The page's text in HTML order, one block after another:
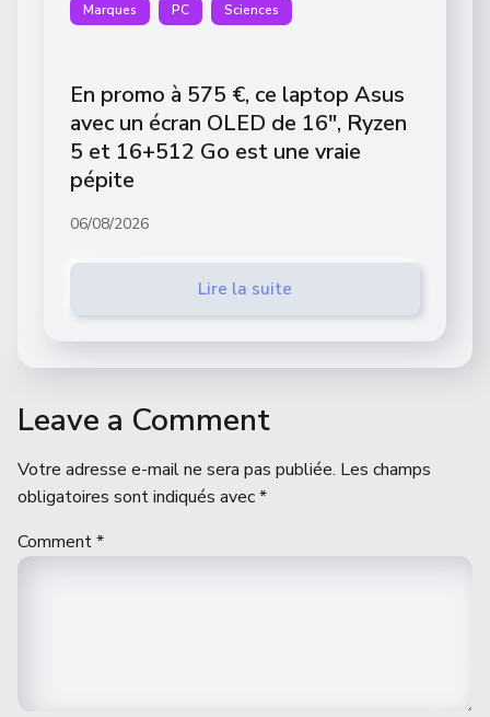
Marques PC Sciences
En promo à 575 €, ce laptop Asus
avec un écran OLED de 16″, Ryzen
5 et 16+512 Go est une vraie
pépite
06/08/2026
Lire la suite
Leave a Comment
Votre adresse e-mail ne sera pas publiée. Les champs
obligatoires sont indiqués avec*
Comment*